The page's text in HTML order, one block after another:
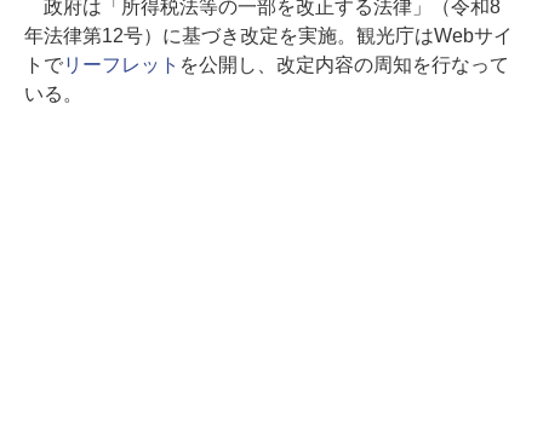
政府は「所得税法等の一部を改正する法律」（令和8
年法律第12号）に基づき改定を実施。観光庁はWebサイ
トでリーフレット を公開し、改定内容の周知を行なって
いる。